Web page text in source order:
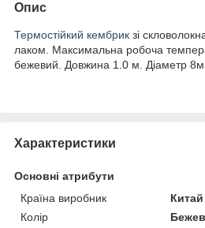
Опис
Термостійкий кембрик зі
лаком. Максимальна робоча
бежевий. Довжина 1.0 м. Діаметр
Характеристики
Основні атрибути
Країна виробник
Китай
Колір